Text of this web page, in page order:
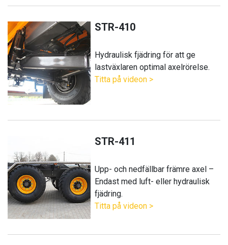
STR-410
Hydraulisk fjädring för att ge
lastväxlaren optimal axelrörelse.
Titta på videon >
STR-411
Upp- och nedfällbar främre axel –
Endast med luft- eller hydraulisk
fjädring.
Titta på videon >